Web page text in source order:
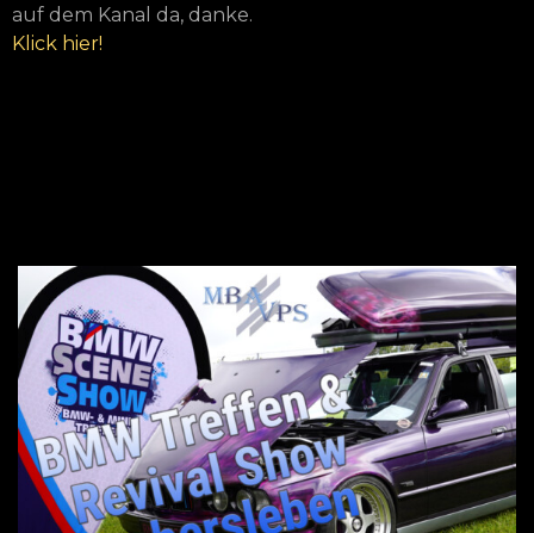
auf dem Kanal da, danke.
Klick hier!